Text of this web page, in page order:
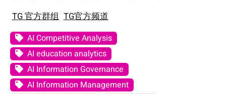
TG 官方群组 TG官方频道
AI Competitive Analysis
AI education analytics
AI Information Governance
AI Information Management